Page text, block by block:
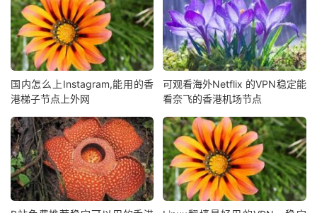
国内怎么上Instagram,能用的香
港梯子节点上外网
可观看海外Netflix 的VPN稳定能
看奈飞的香港机场节点